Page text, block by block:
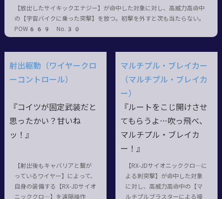
【放出したサイキックエナジー】が命中した対象に対し、高威力高命中
の【宇宙バイクに乗った突撃】を放つ。初撃を外すと次も当たらない。
POW669 No.30
射出躯動（ワイヤークロ
ーコントロール）
『コイツが固定武装だと
思ったかい？甘いね
ッ！』
【射出後もキャバリアと繋が
っているワイヤー】によって、
自身の装備する【RX-JDサイオ
ニッククロ―】を遠隔操作
マルチプル・ブレイカー
（マルチプル・ブレイカ
ー）
『ルートをこじ開けさせ
てもらうよ…吹っ飛べ、
マルチプル・ブレイカ
ー！』
【RX-JDサイオニッククロ―に
よる刺突撃】が命中した対象
に対し、高威力高命中の【マ
ルチプルブラスターによる接